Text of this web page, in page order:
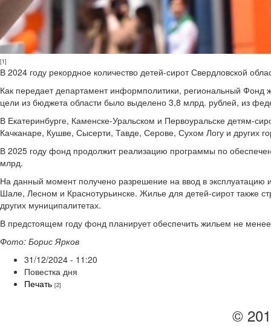
[1]
В 2024 году рекордное количество детей-сирот Свердловской
Как передает департамент информполитики, региональный Фонд
цели из бюджета области было выделено 3,8 млрд. рублей, из
В Екатеринбурге, Каменске-Уральском и Первоуральске детям-
Качканаре, Кушве, Сысерти, Тавде, Серове, Сухом Логу и других
В 2025 году фонд продолжит реализацию программы по
млрд.
На данный момент получено разрешение на ввод в эксплуатацию
Шале, Лесном и Краснотурьинске. Жилье для детей-сирот также
других муниципалитетах.
В предстоящем году фонд планирует обеспечить жильем не
Фото: Борис Ярков
31/12/2024 - 11:20
Повестка дня
Печать [2]
©